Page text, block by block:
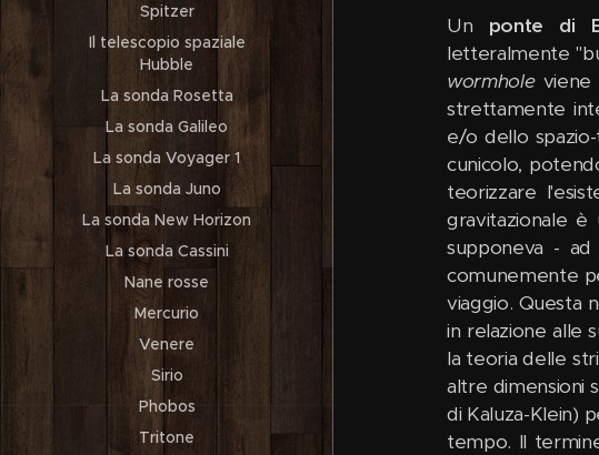
Spitzer
Il telescopio spaziale
Hubble
La sonda Rosetta
La sonda Galileo
La sonda Voyager 1
La sonda Juno
La sonda New Horizon
La sonda Cassini
Nane rosse
Mercurio
Venere
Sirio
Phobos
Tritone
Un ponte di
letteralmente
wormholeviene
strettamente
e/o dello
cunicolo,
teorizzare
gravitazionale è
supponeva -
comunemente
viaggio. Questa
in relazione alle
la teoria delle
altre dimensioni
di Kaluza-Klein)
tempo. Il